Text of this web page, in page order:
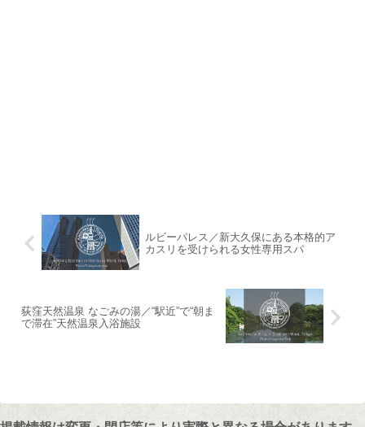
ルビーパレス／新大久保にある本格的ア
カスリを受けられる女性専用スパ
荻窪天然温泉 なごみの湯／“駅近”で“朝ま
で滞在”天然温泉入浴施設